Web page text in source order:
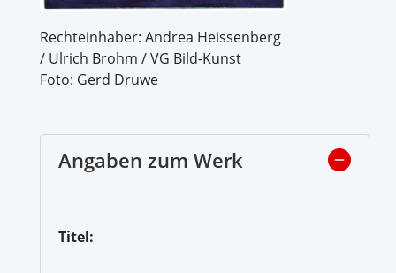
Rechteinhaber: Andrea Heissenberg
/ Ulrich Brohm / VG Bild-Kunst
Foto: Gerd Druwe
Angaben zum Werk
Titel: